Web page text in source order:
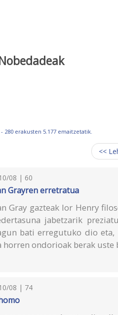
- 280 erakusten 5.177 emaitzetatik.
<<
08 | 60
Grayren erretratua
Gray gazteak lor Henry
jabetzarik
bati erregutuko dio
horren ondorioak berak
08 | 74